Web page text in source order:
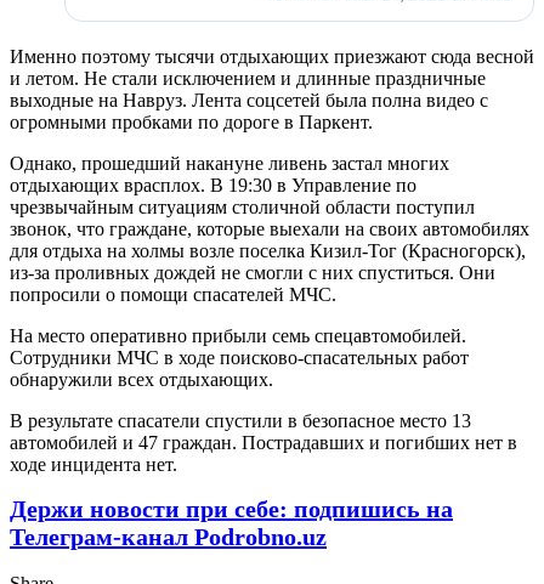
Именно поэтому тысячи отдыхающих приезжают сюда весной
и летом. Не стали исключением и длинные праздничные
выходные на Навруз. Лента соцсетей была полна видео с
огромными пробками по дороге в Паркент.
Однако, прошедший накануне ливень застал многих
отдыхающих врасплох. В 19:30 в Управление по
чрезвычайным ситуациям столичной области поступил
звонок, что граждане, которые выехали на своих автомобилях
для отдыха на холмы возле поселка Кизил-Тог (Красногорск),
из-за проливных дождей не смогли с них спуститься. Они
попросили о помощи спасателей МЧС.
На место оперативно прибыли семь спецавтомобилей.
Сотрудники МЧС в ходе поисково-спасательных работ
обнаружили всех отдыхающих.
В результате спасатели спустили в безопасное место 13
автомобилей и 47 граждан. Пострадавших и погибших нет в
ходе инцидента нет.
Держи новости при себе: подпишись на
Телеграм-канал Podrobno.uz